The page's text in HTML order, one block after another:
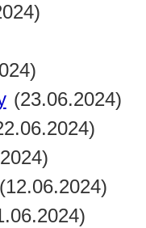
(23.06.2024)
(12.06.2024)